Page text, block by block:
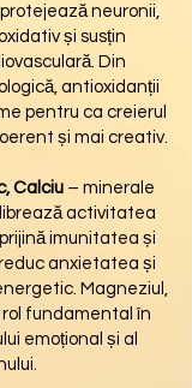
neuronii,
și susțin
Din
antioxidanții
pentru ca creierul
și mai creativ.
Calciu – minerale
activitatea
imunitatea și
anxietatea și
Magneziul,
rol fundamental în
emoțional și al